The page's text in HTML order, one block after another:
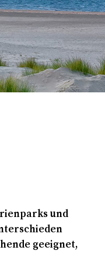
und
geeignet,